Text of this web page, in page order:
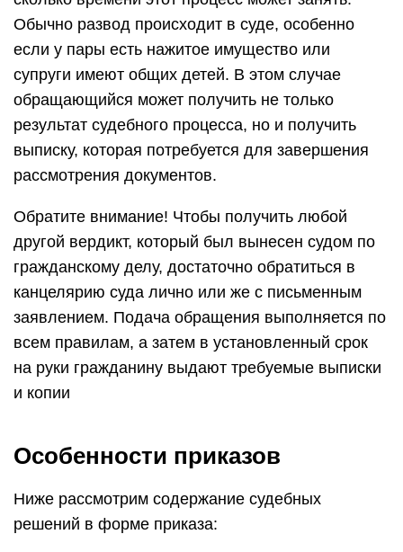
Обычно развод происходит в суде, особенно
если у пары есть нажитое имущество или
супруги имеют общих детей. В этом случае
обращающийся может получить не только
результат судебного процесса, но и получить
выписку, которая потребуется для завершения
рассмотрения документов.
Обратите внимание! Чтобы получить любой
другой вердикт, который был вынесен судом по
гражданскому делу, достаточно обратиться в
канцелярию суда лично или же с письменным
заявлением. Подача обращения выполняется по
всем правилам, а затем в установленный срок
на руки гражданину выдают требуемые выписки
и копии
Особенности приказов
Ниже рассмотрим содержание судебных
решений в форме приказа: